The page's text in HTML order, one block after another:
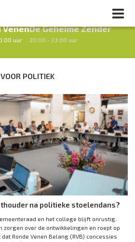
Venen
uur
De Geheime Zender
20.00 - 23.00 uur
Volgend uur
POLITIEK
na politieke stoelendans?
en het college blijft onrustig.
zorgen over de ontwikkelingen en roept op
Ronde Venen Belang (RVB) concessies